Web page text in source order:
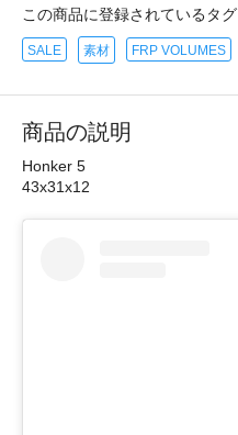
この商品に登録されているタグ
SALE 素材 FRP VOLUMES
商品の説明
Honker 5
43x31x12